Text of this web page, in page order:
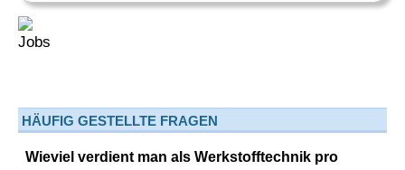
HÄUFIG GESTELLTE FRAGEN
Wieviel verdient man als Werkstofftechnik pro